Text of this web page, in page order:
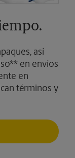
así
en envíos
en
términos y